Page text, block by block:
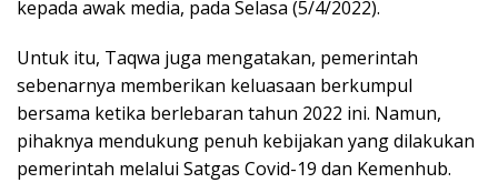
kepada awak media, pada Selasa (5/4/2022).
Untuk itu, Taqwa juga mengatakan, pemerintah
sebenarnya memberikan keluasaan berkumpul
bersama ketika berlebaran tahun 2022 ini. Namun,
pihaknya mendukung penuh kebijakan yang dilakukan
pemerintah melalui Satgas Covid-19 dan Kemenhub.